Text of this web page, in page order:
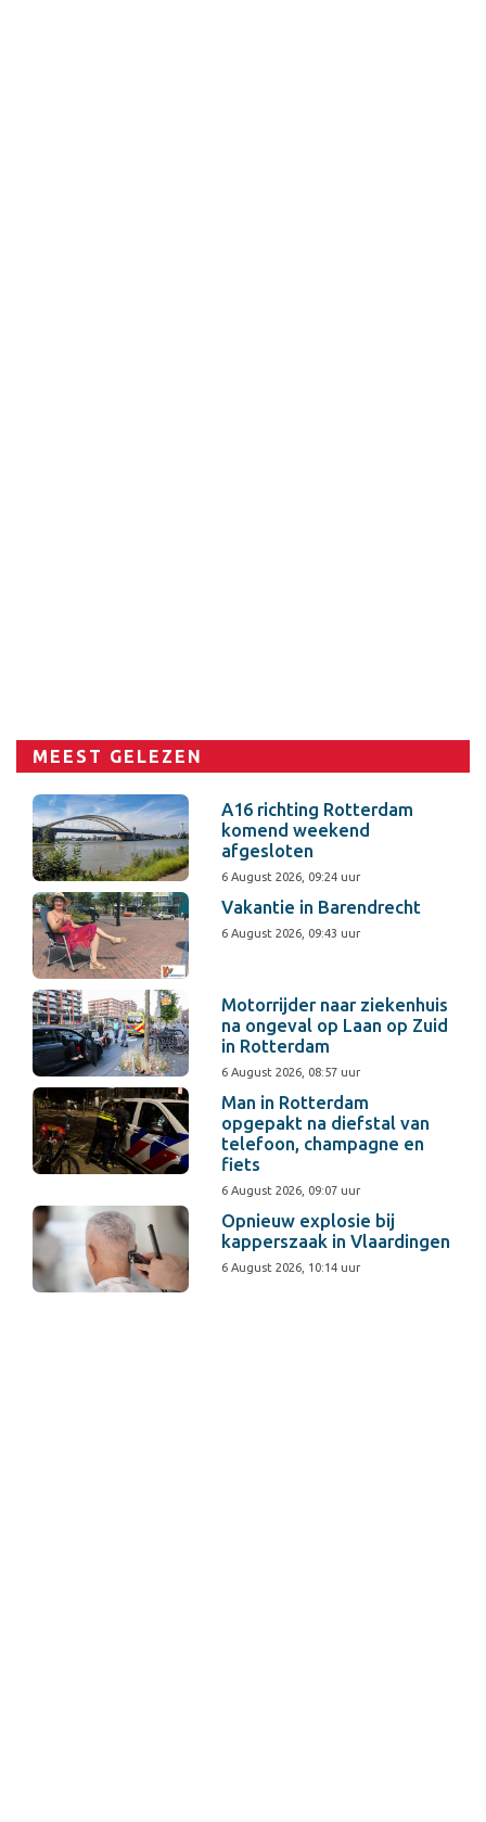
MEEST GELEZEN
A16 richting Rotterdam
komend weekend
afgesloten
6 August 2026, 09:24 uur
Vakantie in Barendrecht
6 August 2026, 09:43 uur
Motorrijder naar ziekenhuis
na ongeval op Laan op Zuid
in Rotterdam
6 August 2026, 08:57 uur
Man in Rotterdam
opgepakt na diefstal van
telefoon, champagne en
fiets
6 August 2026, 09:07 uur
Opnieuw explosie bij
kapperszaak in Vlaardingen
6 August 2026, 10:14 uur